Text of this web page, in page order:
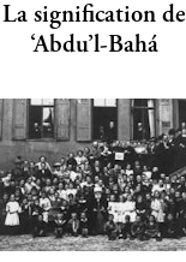
La signification de
‘Abdu’l-Bahá